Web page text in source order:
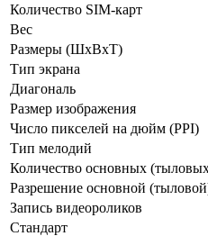
Количество SIM-карт
Вес
Размеры (ШxВxТ)
Тип экрана
Диагональ
Размер изображения
Число пикселей на дюйм (PPI)
Тип мелодий
Количество основных
Разрешение основной
Запись видеороликов
Стандарт